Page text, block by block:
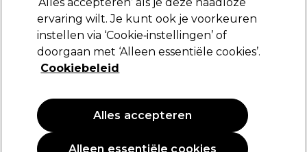
Sebastian Professional Hydre Shampoo 1L
34,98 €58,30 €
PROMOTIE
ervaring wilt. Je kunt ook je voorkeuren
instellen via ‘Cookie‑instellingen’ of
doorgaan met ‘Alleen essentiële cookies’.
Cookiebeleid
Alleen essentiële cookies
Alles accepteren